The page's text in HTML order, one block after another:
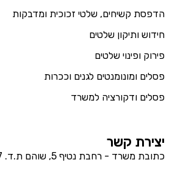
הדפסת קשיחים, שלטי זכוכית ומדבקות
חידוש ותיקון שלטים
פירוק ופינוי שלטים
פסלים ומונומנטים לגנים וככרות
פסלים ודקורציה למשרד
יצירת קשר
כתובת משרד - רחבת נטיף 5, שוהם ת.ד. 2137